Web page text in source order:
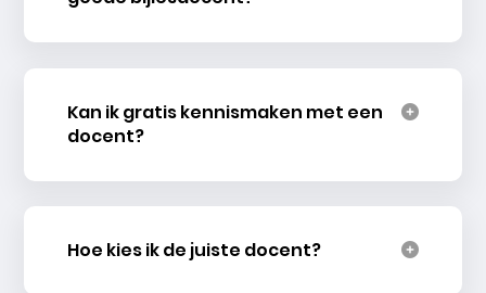
Kan ik gratis kennismaken met een
docent?
Hoe kies ik de juiste docent?